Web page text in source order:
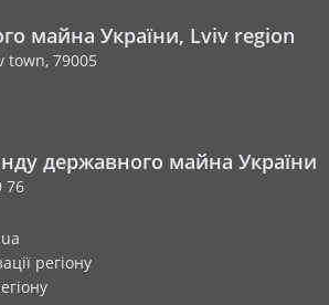
майна України, Lviv region
town, 79005
державного майна України
76
регіону